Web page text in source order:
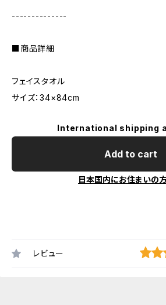
--------------
■商品詳細
フェイスタオル
サイズ：34×84cm
International shipping
Add to cart
日本国内にお住まいの
レビュー